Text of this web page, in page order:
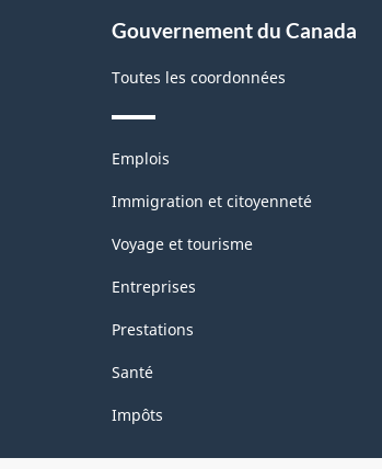
Gouvernement du Canada
Toutes les coordonnées
Thèmes
sujets
Emplois
Immigration et citoyenneté
Voyage et tourisme
Entreprises
Prestations
Santé
Impôts